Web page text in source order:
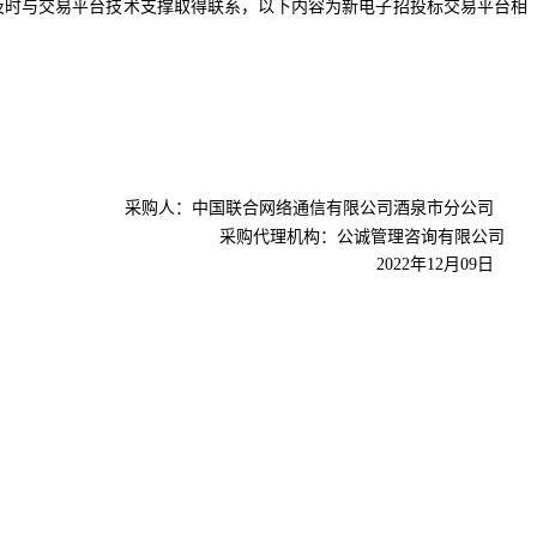
时与交易平台技术支撑取得联系，以下内容为新电子招投标交易平台相
采购人：中国联合网络通信有限公司酒泉市分公司
采购代理机构：公诚管理咨询有限公司
2022年12 月 09 日